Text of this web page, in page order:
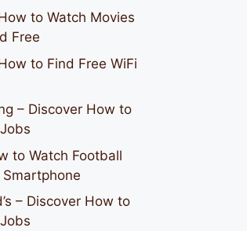
to Watch Movies
Free
to Find Free WiFi
– Discover How to
to Watch Football
Smartphone
– Discover How to